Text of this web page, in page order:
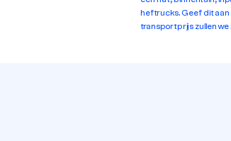
heftrucks. Geef dit
transportprijs zullen